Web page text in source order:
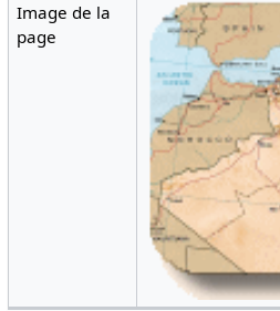
Image de la
page